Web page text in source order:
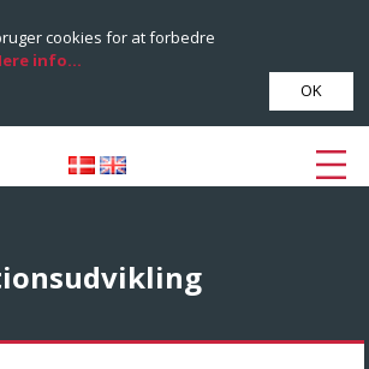
cookies for at forbedre
info...
OK